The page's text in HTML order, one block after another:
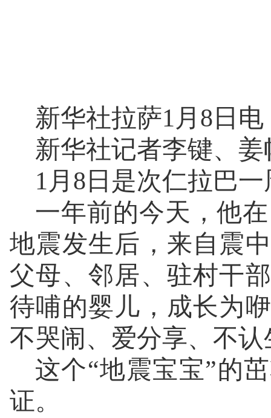
新华社拉萨1月8日
新华社记者李键、
1月8日是次仁拉巴
一年前的今天，他
地震发生后，来自震
父母、邻居、驻村干
待哺的婴儿，成长为
不哭闹、爱分享、不
这个“地震宝宝”的
证。